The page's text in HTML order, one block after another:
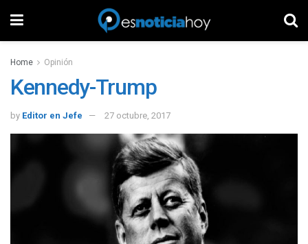
Home Opinión
Kennedy-Trump
by Editor en Jefe 27 octubre, 2017